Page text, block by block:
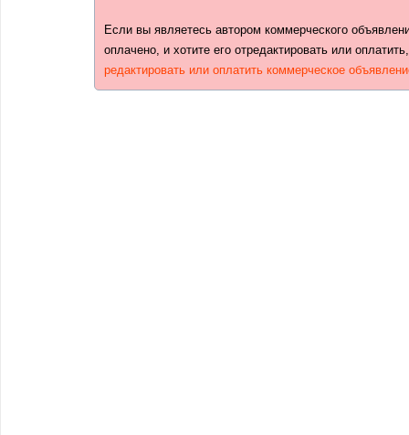
Если вы являетесь автором коммерческого
оплачено, и хотите его отредактировать или
редактировать или оплатить коммерческое